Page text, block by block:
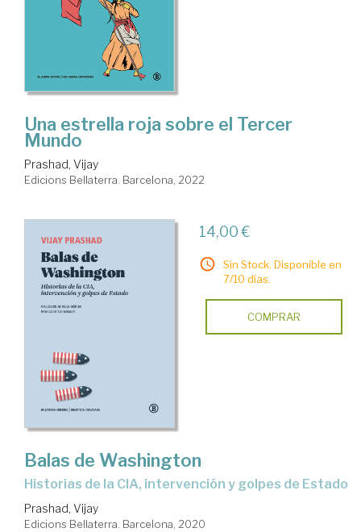
Una estrella roja sobre el Tercer
Mundo
Prashad, Vijay
Edicions Bellaterra. Barcelona, 2022
14,00 €
Sin Stock. Disponible en
7/10 días.
COMPRAR
Balas de Washington
historias de la CIA, intervención y golpes de Estado
Prashad, Vijay
Edicions Bellaterra. Barcelona, 2020